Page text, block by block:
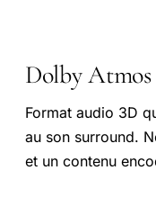
Dolby Atmos
Format audio 3D
au son surround.
et un contenu